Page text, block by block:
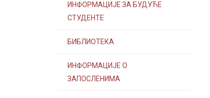
ИНФОРМАЦИЈЕ ЗА БУДУЋЕ
СТУДЕНТЕ
БИБЛИОТЕКА
ИНФОРМАЦИЈЕ О
ЗАПОСЛЕНИМА